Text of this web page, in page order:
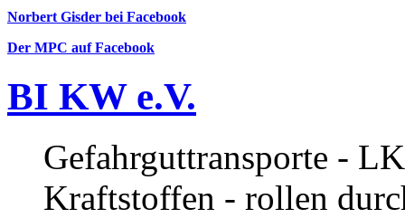
Norbert Gisder bei Facebook
Der MPC auf Facebook
BI KW e.V.
Gefahrguttransporte -
Kraftstoffen - rollen